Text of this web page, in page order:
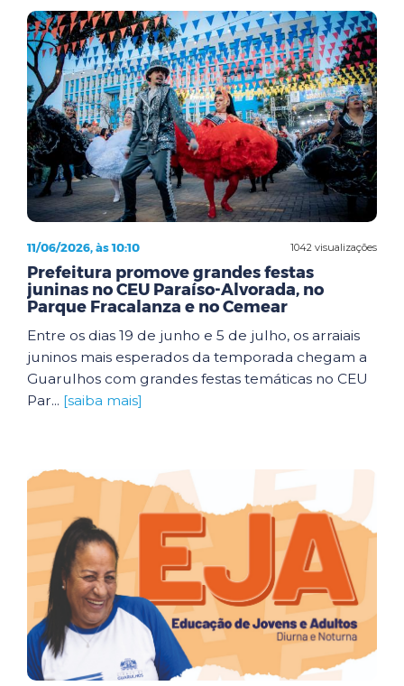
1042 visualizações
11/06/2026, às 10:10
Prefeitura promove grandes festas
juninas no CEU Paraíso-Alvorada, no
Parque Fracalanza e no Cemear
Entre os dias 19 de junho e 5 de julho, os arraiais
juninos mais esperados da temporada chegam a
Guarulhos com grandes festas temáticas no CEU
Par... [saiba mais]